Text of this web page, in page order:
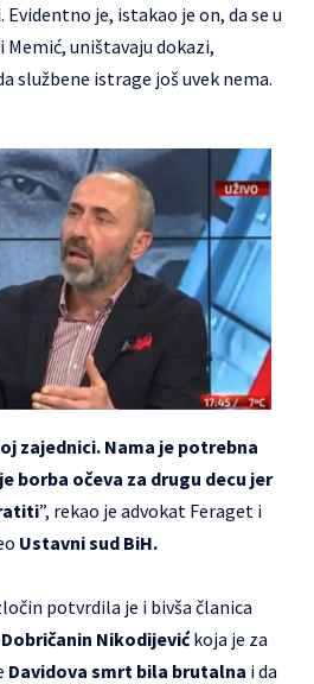
Evidentno je, istakao je on, da se u
Memić, uništavaju dokazi,
službene istrage još uvek nema.
zajednici. Nama je potrebna
borba očeva za drugu decu jer
”, rekao je advokat Feraget i
Ustavni sud BiH.
potvrdila je i bivša članica
Nikodijevićkoja je za
Davidova smrt bila brutalna i da